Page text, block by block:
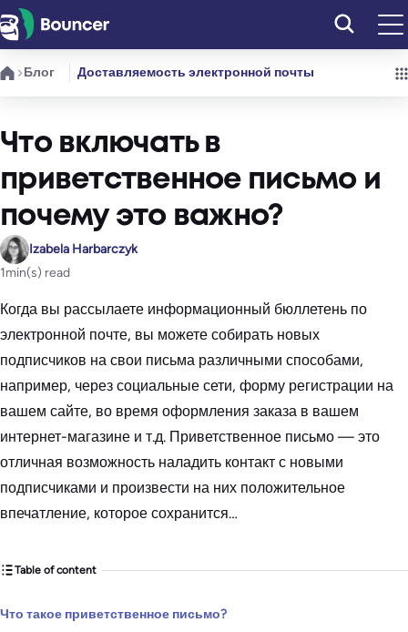
Перейти
к
содержимому
Блог Доставляемость электронной почты
Что включать в
приветственное письмо и
почему это важно?
Izabela Harbarczyk
1min(s) read
Когда вы рассылаете информационный бюллетень по
электронной почте, вы можете собирать новых
подписчиков на свои письма различными способами,
например, через социальные сети, форму регистрации на
вашем сайте, во время оформления заказа в вашем
интернет-магазине и т.д. Приветственное письмо — это
отличная возможность наладить контакт с новыми
подписчиками и произвести на них положительное
впечатление, которое сохранится…
Table of content
Что такое приветственное письмо?